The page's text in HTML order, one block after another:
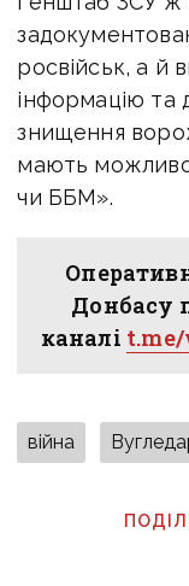
росвійськ, а й
інформацію та
знищення
мають
чи ББМ».
Донбасу
каналі
війна